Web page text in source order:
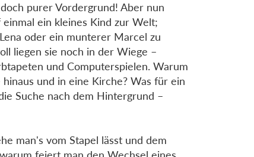
purer Vordergrund! Aber nun
ein kleines Kind zur Welt;
oder ein munterer Marcel zu
liegen sie noch in der Wiege –
und Computerspielen. Warum
und in eine Kirche? Was für ein
Suche nach dem Hintergrund –
man's vom Stapel lässt und dem